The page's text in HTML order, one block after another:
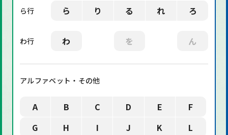
ら行 ら り る れ ろ
わ行 わ を ん
アルファベット・その他
A B C D E
F
G
H I J K
L